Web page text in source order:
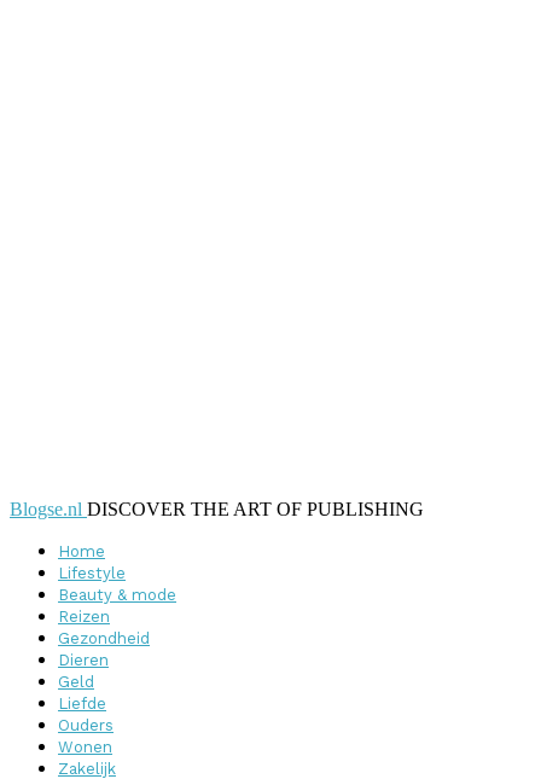
Blogse.nl DISCOVER THE ART OF PUBLISHING
Home
Lifestyle
Beauty & mode
Reizen
Gezondheid
Dieren
Geld
Liefde
Ouders
Wonen
Zakelijk